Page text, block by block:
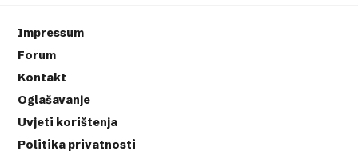
Impressum
Forum
Kontakt
Oglašavanje
Uvjeti korištenja
Politika privatnosti